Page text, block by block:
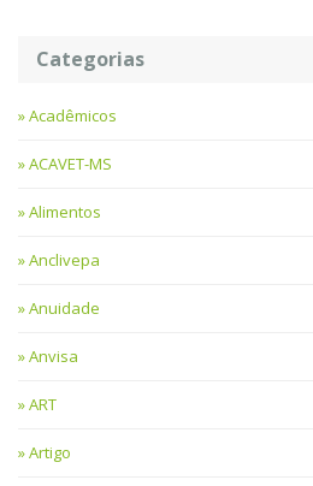
Categorias
Acadêmicos
ACAVET-MS
Alimentos
Anclivepa
Anuidade
Anvisa
ART
Artigo